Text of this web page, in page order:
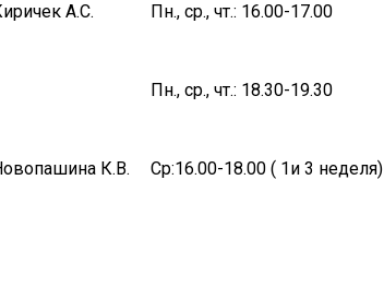
А.С. Пн., ср., чт.: 16.00-17.00
Пн., ср., чт.: 18.30-19.30
К.В. Ср:16.00-18.00 ( 1и 3 неделя)